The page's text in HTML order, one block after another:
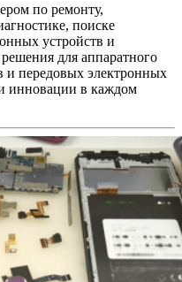
по ремонту,
поиске
устройств и
для аппаратного
и передовых электронных
и инновации в каждом